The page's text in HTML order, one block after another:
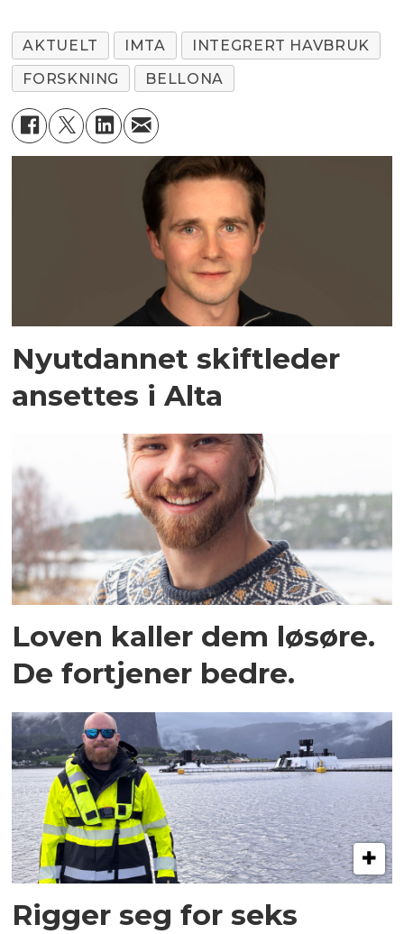
AKTUELT IMTA
INTEGRERT HAVBRUK
FORSKNING
BELLONA
Nyutdannet skiftleder
ansettes i Alta
Loven kaller dem løsøre.
De fortjener bedre.
Rigger seg for seks